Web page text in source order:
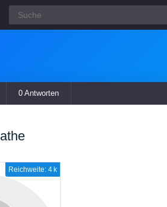
0 Antworten
Reichweite: 4 k